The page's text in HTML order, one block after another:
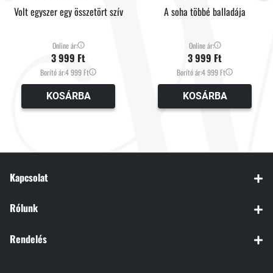
Volt egyszer egy összetört szív
Online ár:
3 999 Ft
Borító ár:4 999 Ft
KOSÁRBA
A soha többé balladája
Online ár:
3 999 Ft
Borító ár:4 999 Ft
KOSÁRBA
Kapcsolat
Rólunk
Rendelés